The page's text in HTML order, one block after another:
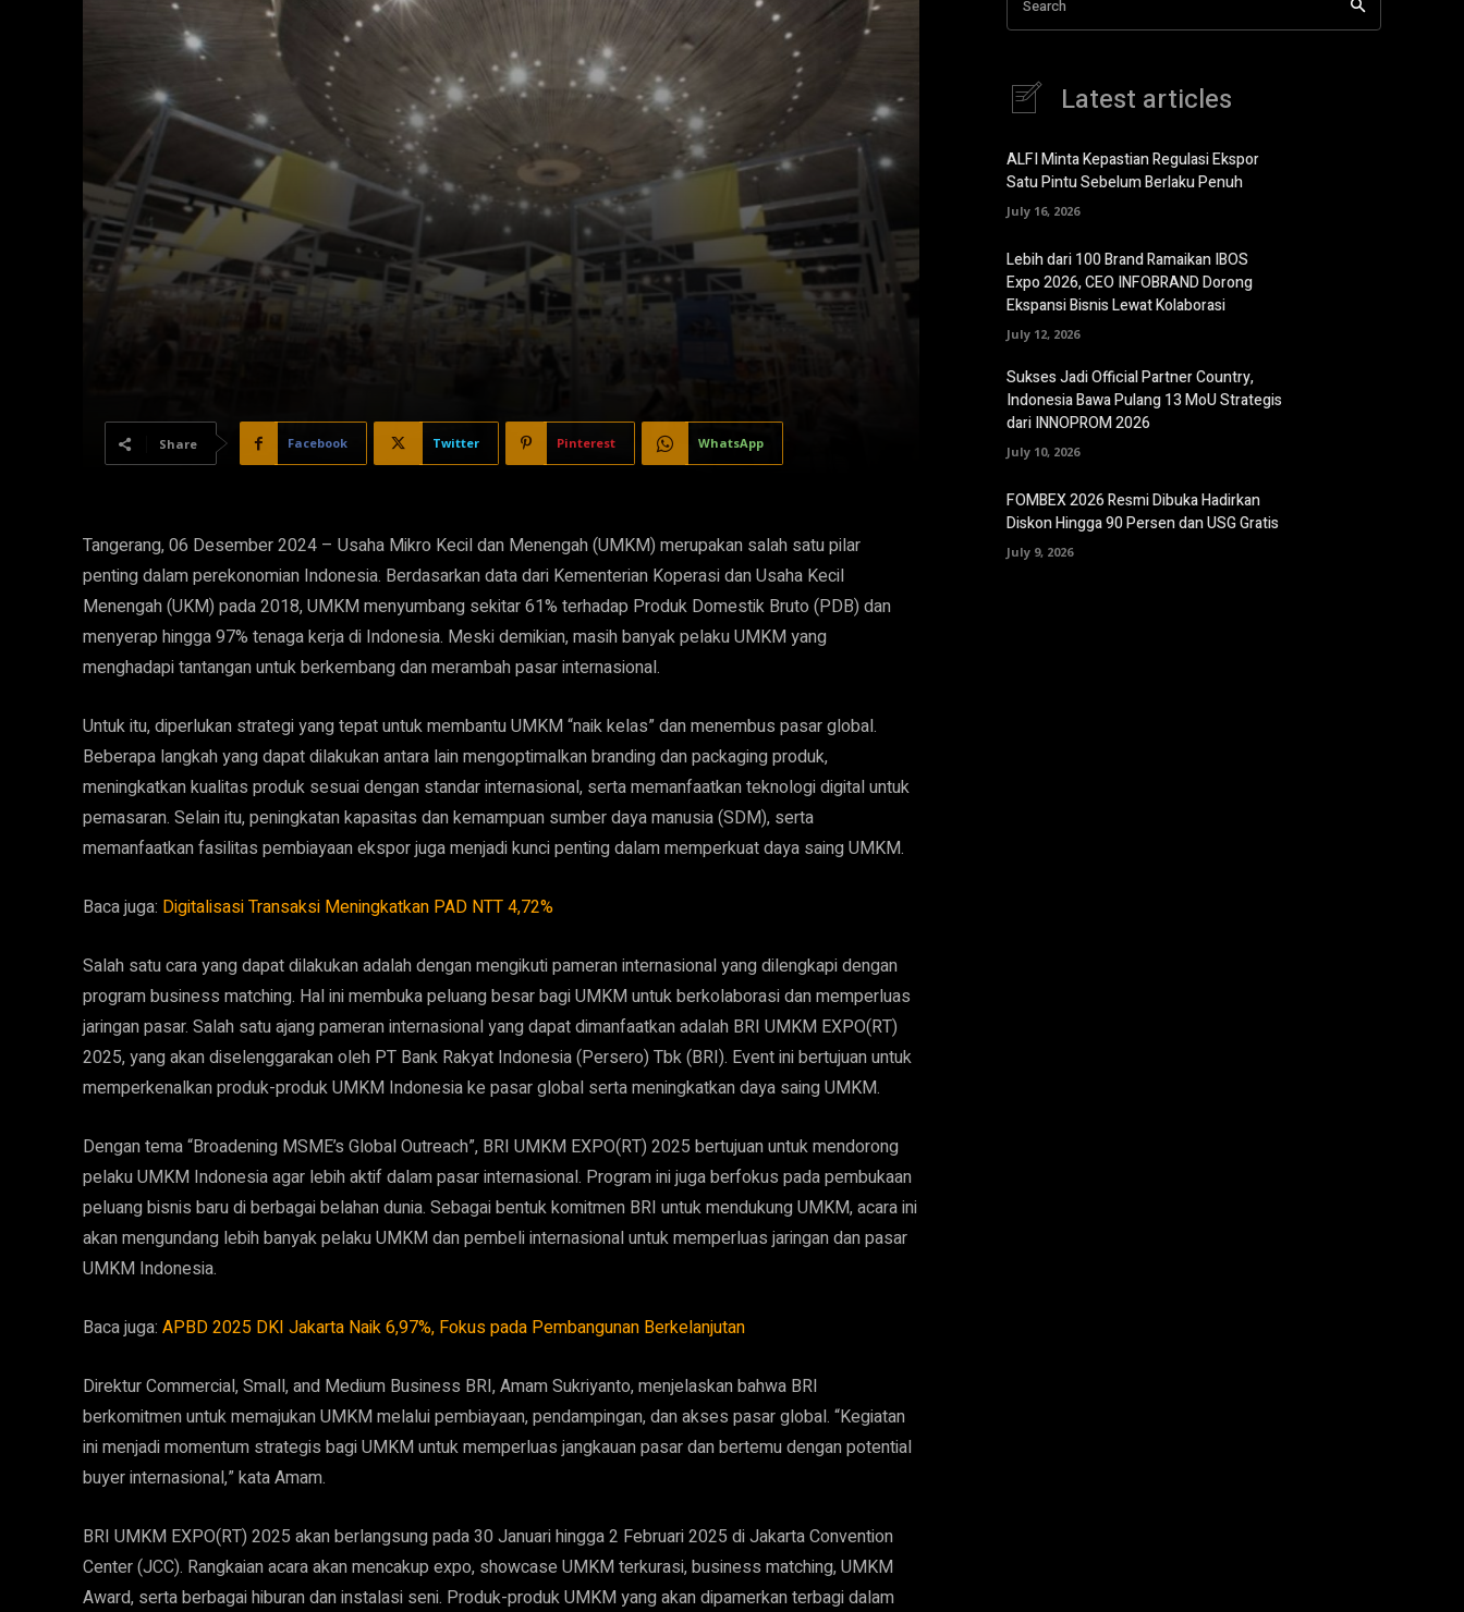
Share Facebook Twitter Pinterest WhatsApp
Tangerang, 06 Desember 2024 – Usaha Mikro Kecil dan Menengah (UMKM) merupakan salah satu pilar
penting dalam perekonomian Indonesia. Berdasarkan data dari Kementerian Koperasi dan Usaha Kecil
Menengah (UKM) pada 2018, UMKM menyumbang sekitar 61% terhadap Produk Domestik Bruto (PDB) dan
menyerap hingga 97% tenaga kerja di Indonesia. Meski demikian, masih banyak pelaku UMKM yang
menghadapi tantangan untuk berkembang dan merambah pasar internasional.
Untuk itu, diperlukan strategi yang tepat untuk membantu UMKM “naik kelas” dan menembus pasar global.
Beberapa langkah yang dapat dilakukan antara lain mengoptimalkan branding dan packaging produk,
meningkatkan kualitas produk sesuai dengan standar internasional, serta memanfaatkan teknologi digital untuk
pemasaran. Selain itu, peningkatan kapasitas dan kemampuan sumber daya manusia (SDM), serta
memanfaatkan fasilitas pembiayaan ekspor juga menjadi kunci penting dalam memperkuat daya saing UMKM.
Baca juga: Digitalisasi Transaksi Meningkatkan PAD NTT 4,72%
Salah satu cara yang dapat dilakukan adalah dengan mengikuti pameran internasional yang dilengkapi dengan
program business matching. Hal ini membuka peluang besar bagi UMKM untuk berkolaborasi dan memperluas
jaringan pasar. Salah satu ajang pameran internasional yang dapat dimanfaatkan adalah BRI UMKM EXPO(RT)
2025, yang akan diselenggarakan oleh PT Bank Rakyat Indonesia (Persero) Tbk (BRI). Event ini bertujuan untuk
memperkenalkan produk-produk UMKM Indonesia ke pasar global serta meningkatkan daya saing UMKM.
Dengan tema “Broadening MSME’s Global Outreach”, BRI UMKM EXPO(RT) 2025 bertujuan untuk mendorong
pelaku UMKM Indonesia agar lebih aktif dalam pasar internasional. Program ini juga berfokus pada pembukaan
peluang bisnis baru di berbagai belahan dunia. Sebagai bentuk komitmen BRI untuk mendukung UMKM, acara ini
akan mengundang lebih banyak pelaku UMKM dan pembeli internasional untuk memperluas jaringan dan pasar
UMKM Indonesia.
Baca juga: APBD 2025 DKI Jakarta Naik 6,97%, Fokus pada Pembangunan Berkelanjutan
Direktur Commercial, Small, and Medium Business BRI, Amam Sukriyanto, menjelaskan bahwa BRI
berkomitmen untuk memajukan UMKM melalui pembiayaan, pendampingan, dan akses pasar global. “Kegiatan
ini menjadi momentum strategis bagi UMKM untuk memperluas jangkauan pasar dan bertemu dengan potential
buyer internasional,” kata Amam.
BRI UMKM EXPO(RT) 2025 akan berlangsung pada 30 Januari hingga 2 Februari 2025 di Jakarta Convention
Center (JCC). Rangkaian acara akan mencakup expo, showcase UMKM terkurasi, business matching, UMKM
Award, serta berbagai hiburan dan instalasi seni. Produk-produk UMKM yang akan dipamerkan terbagi dalam
Search
Latest articles
ALFI Minta Kepastian Regulasi Ekspor
Satu Pintu Sebelum Berlaku Penuh
July 16, 2026
Lebih dari 100 Brand Ramaikan IBOS
Expo 2026, CEO INFOBRAND Dorong
Ekspansi Bisnis Lewat Kolaborasi
July 12, 2026
Sukses Jadi Official Partner Country,
Indonesia Bawa Pulang 13 MoU Strategis
dari INNOPROM 2026
July 10, 2026
FOMBEX 2026 Resmi Dibuka Hadirkan
Diskon Hingga 90 Persen dan USG Gratis
July 9, 2026